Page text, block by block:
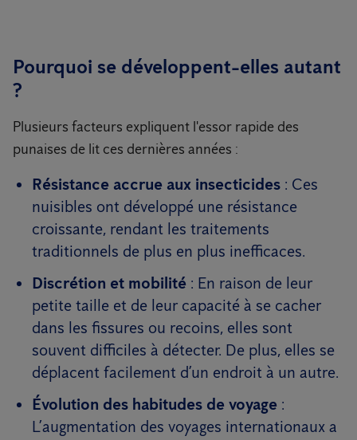
Pourquoi se développent-elles autant
?
Plusieurs facteurs expliquent l'essor rapide des
punaises de lit ces dernières années :
Résistance accrue aux insecticides : Ces
nuisibles ont développé une résistance
croissante, rendant les traitements
traditionnels de plus en plus inefficaces.
Discrétion et mobilité : En raison de leur
petite taille et de leur capacité à se cacher
dans les fissures ou recoins, elles sont
souvent difficiles à détecter. De plus, elles se
déplacent facilement d’un endroit à un autre.
Évolution des habitudes de voyage :
L’augmentation des voyages internationaux a